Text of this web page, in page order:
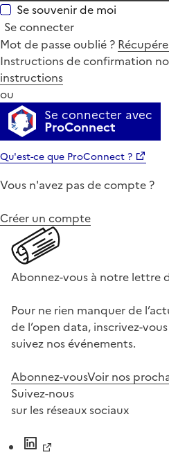
Se souvenir de moi
Se connecter
Mot de passe oublié ?
Instructions de confirmation
instructions
ou
Se connecter avec
ProConnect
Qu'est-ce que ProConnect ?
Vous n'avez pas de compte ?
Créer un compte
Abonnez-vous à notre lettre
Pour ne rien manquer de
de l’open data, inscrivez-
suivez nos événements.
Abonnez-vousVoir nos
Suivez-nous
sur les réseaux sociaux